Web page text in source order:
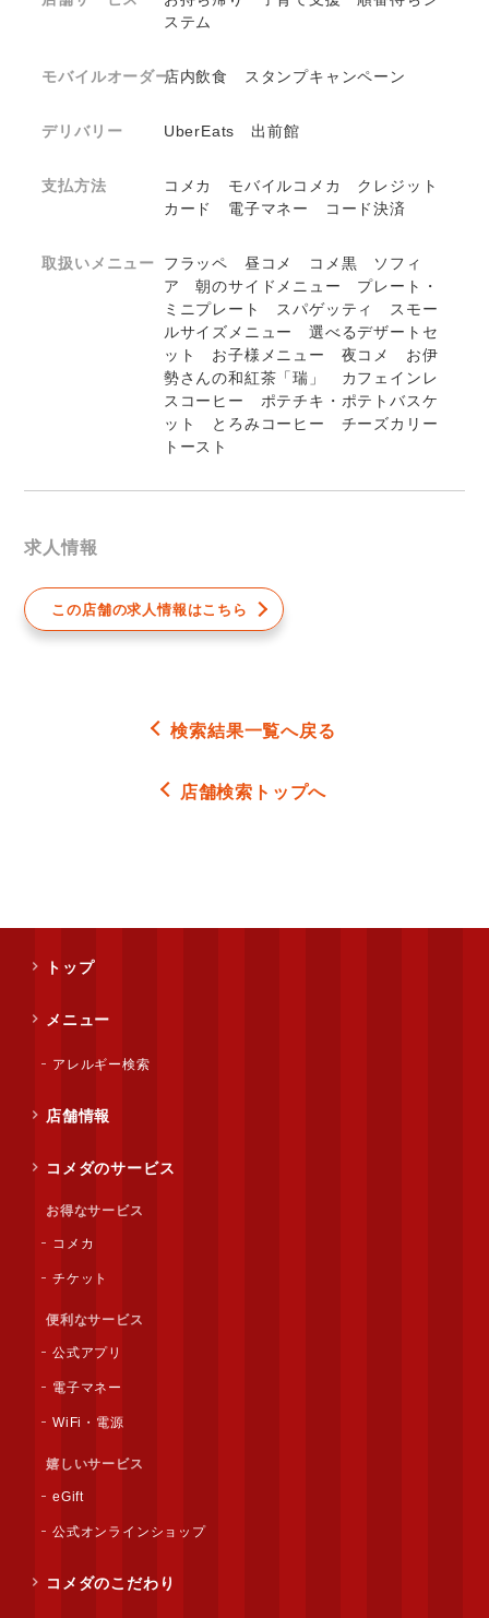
ステム
モバイルオーダー店内飲食 スタンプキャンペーン
デリバリー UberEats 出前館
支払方法
コメカ モバイルコメカ クレジット
カード 電子マネー コード決済
取扱いメニュー
フラッペ 昼コメ コメ黒 ソフィ
ア 朝のサイドメニュー プレート・
ミニプレート スパゲッティ スモー
ルサイズメニュー 選べるデザートセ
ット お子様メニュー 夜コメ お伊
勢さんの和紅茶「瑞」 カフェインレ
スコーヒー ポテチキ・ポテトバスケ
ット とろみコーヒー チーズカリー
トースト
求人情報
この店舗の求人情報はこちら
検索結果一覧へ戻る
店舗検索トップへ
トップ
メニュー
アレルギー検索
店舗情報
コメダのサービス
お得なサービス
コメカ
チケット
便利なサービス
公式アプリ
電子マネー
WiFi・電源
嬉しいサービス
eGift
公式オンラインショップ
コメダのこだわり